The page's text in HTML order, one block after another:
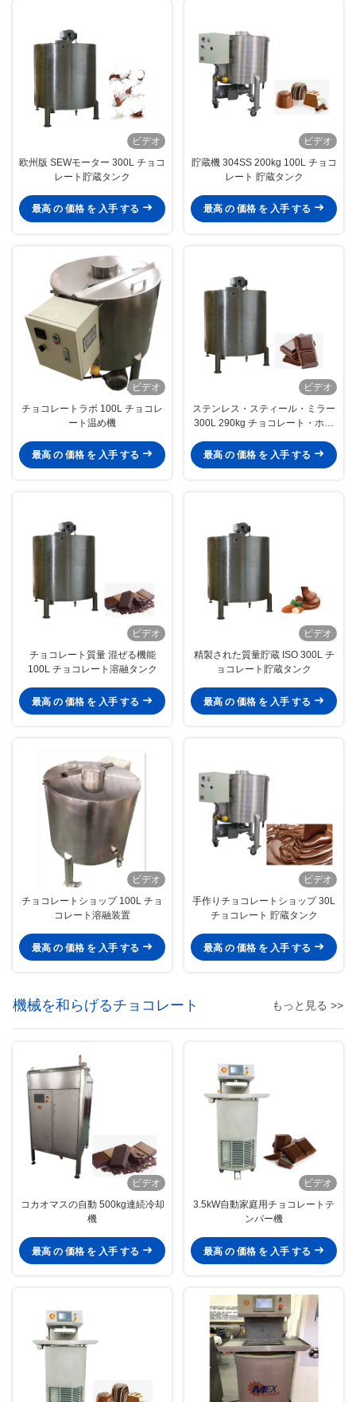
ビデオ
欧州版 SEWモーター 300L チョコ
レート貯蔵タンク
最高 の 価格 を 入手 する
ビデオ
貯蔵機 304SS 200kg 100L チョコ
レート 貯蔵タンク
最高 の 価格 を 入手 する
ビデオ
チョコレートラボ 100L チョコレ
ート温め機
最高 の 価格 を 入手 する
ビデオ
ステンレス・スティール・ミラー
300L 290kg チョコレート・ホル
最高 の 価格 を 入手 する
ビデオ
チョコレート質量 混ぜる機能
100L チョコレート溶融タンク
最高 の 価格 を 入手 する
ビデオ
精製された質量貯蔵 ISO 300L チ
ョコレート貯蔵タンク
最高 の 価格 を 入手 する
ビデオ
チョコレートショップ 100L チョ
コレート溶融装置
最高 の 価格 を 入手 する
ビデオ
手作りチョコレートショップ 30L
チョコレート 貯蔵タンク
最高 の 価格 を 入手 する
機械を和らげるチョコレート もっと見る >>
ビデオ
コカオマスの自動 500kg連続冷却
機
最高 の 価格 を 入手 する
ビデオ
3.5kW自動家庭用チョコレートテ
ンパー機
最高 の 価格 を 入手 する